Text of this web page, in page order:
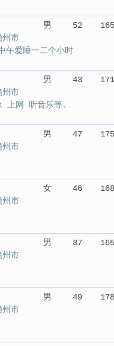
男 52
165
市
午爱睡一二个小时
男 43
171
市
上网 听音乐等.
男 47
175
市
女 46
168
市
男 37
165
市
男 49
178
市